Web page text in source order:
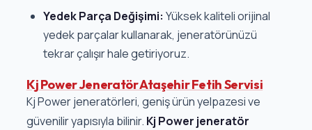
Yedek Parça Değişimi: Yüksek kaliteli orijinal
yedek parçalar kullanarak, jeneratörünüzü
tekrar çalışır hale getiriyoruz.
Kj Power Jeneratör Ataşehir Fetih Servisi
Kj Power jeneratörleri, geniş ürün yelpazesi ve
güvenilir yapısıyla bilinir. Kj Power jeneratör